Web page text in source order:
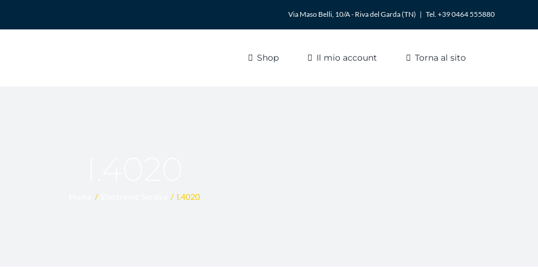
Via Maso Belli, 10/A - Riva del Garda (TN) | Tel. +39 0464 555880
Shop Il mio account Torna al sito
I.4020